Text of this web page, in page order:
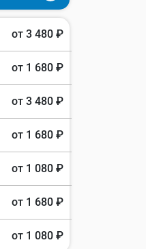
от 3 480 ₽
от 1 680 ₽
от 3 480 ₽
от 1 680 ₽
от 1 080 ₽
от 1 680 ₽
от 1 080 ₽